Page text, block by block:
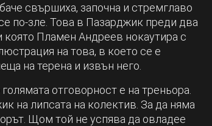
свършиха, започна и стремглаво
по-зле. Това в Пазарджик преди два
която Пламен Андреев нокаутира с
на това, в което се е
на терена и извън него.
отговорност е на треньора.
на липсата на колектив. За да няма
Щом той не успява да овладее